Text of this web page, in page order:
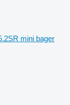
mini bager